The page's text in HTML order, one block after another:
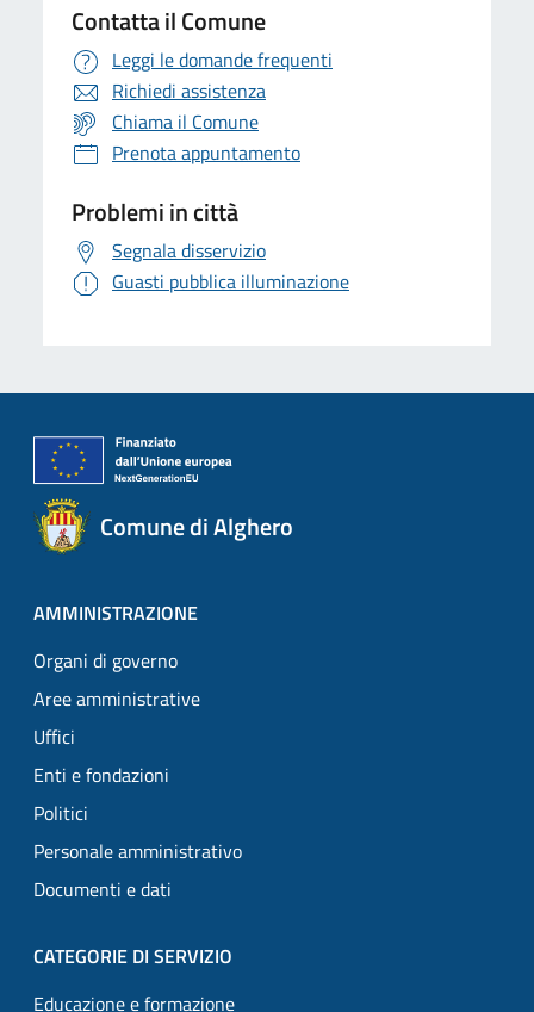
Contatta il Comune
Leggi le domande frequenti
Richiedi assistenza
Chiama il Comune
Prenota appuntamento
Problemi in città
Segnala disservizio
Guasti pubblica illuminazione
Comune di Alghero
AMMINISTRAZIONE
Organi di governo
Aree amministrative
Uffici
Enti e fondazioni
Politici
Personale amministrativo
Documenti e dati
CATEGORIE DI SERVIZIO
Educazione e formazione